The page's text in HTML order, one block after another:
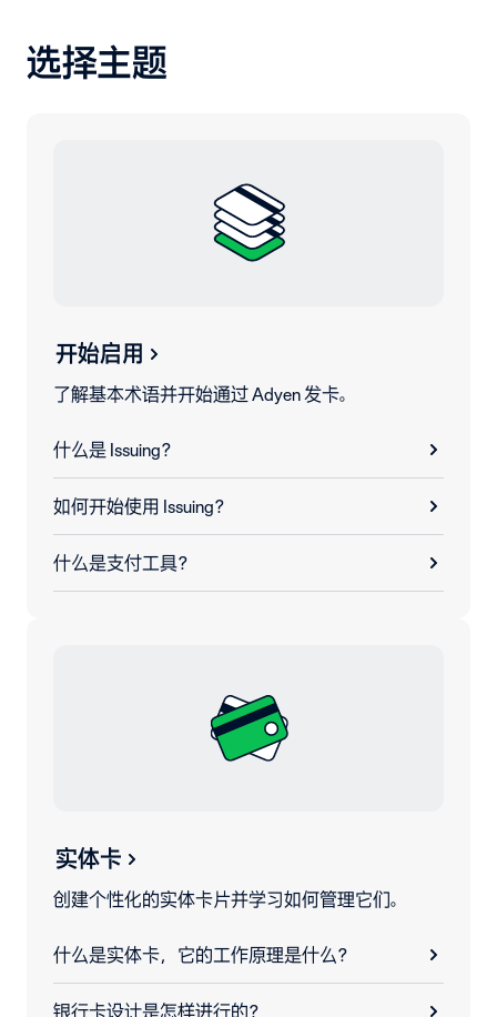
选择主题
开始启用
了解基本术语并开始通过 Adyen 发卡。
什么是 Issuing？
如何开始使用 Issuing？
什么是支付工具？
实体卡
创建个性化的实体卡片并学习如何管理它们。
什么是实体卡，它的工作原理是什么？
银行卡设计是怎样进行的？